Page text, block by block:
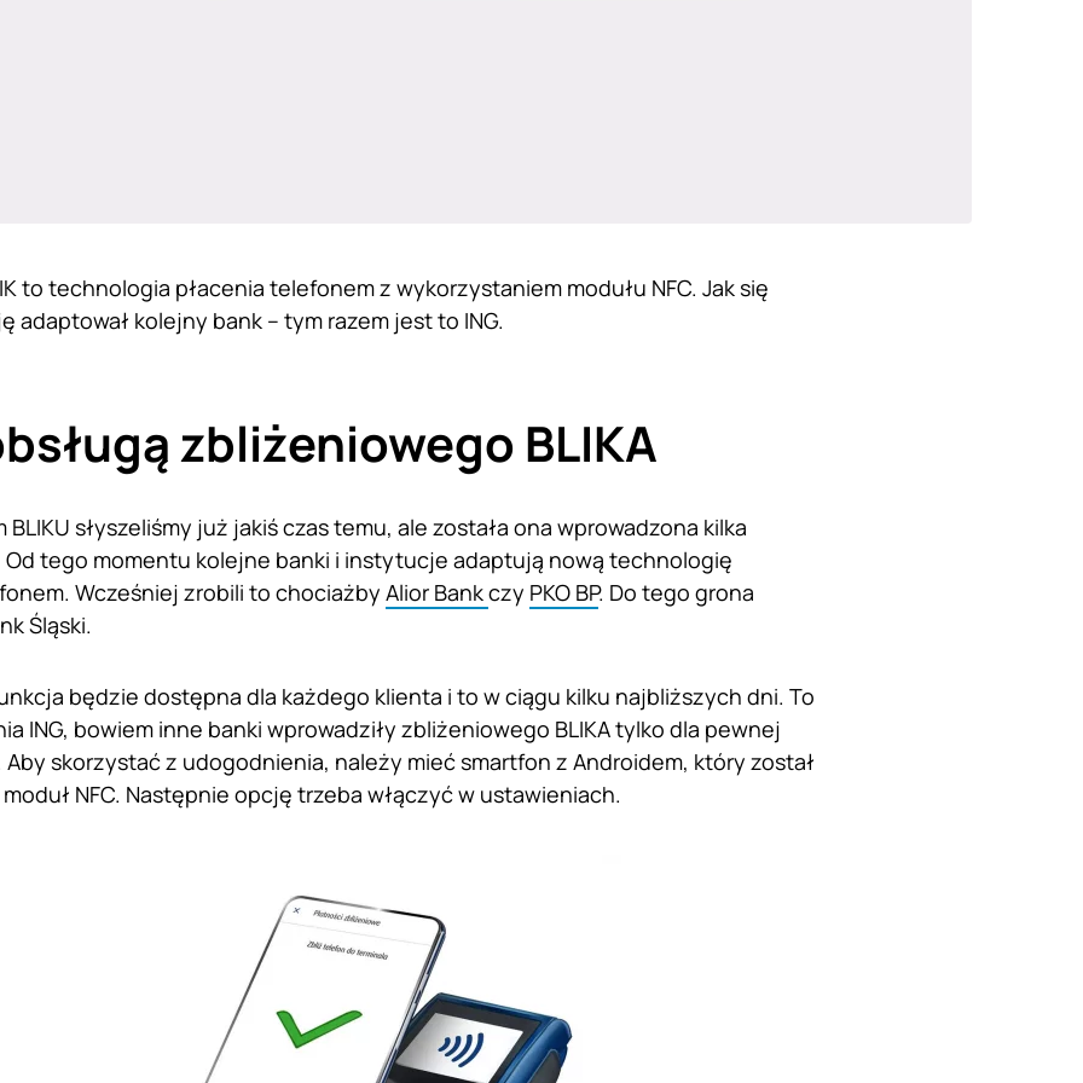
to technologia płacenia telefonem z wykorzystaniem modułu NFC. Jak się
adaptował kolejny bank – tym razem jest to ING.
zbliżeniowego BLIKA
słyszeliśmy już jakiś czas temu, ale została ona wprowadzona kilka
tego momentu kolejne banki i instytucje adaptują nową technologię
Wcześniej zrobili to chociażby Alior Bankczy PKO BP. Do tego grona
Śląski.
będzie dostępna dla każdego klienta i to w ciągu kilku najbliższych dni. To
ING, bowiem inne banki wprowadziły zbliżeniowego BLIKA tylko dla pewnej
skorzystać z udogodnienia, należy mieć smartfon z Androidem, który został
NFC. Następnie opcję trzeba włączyć w ustawieniach.